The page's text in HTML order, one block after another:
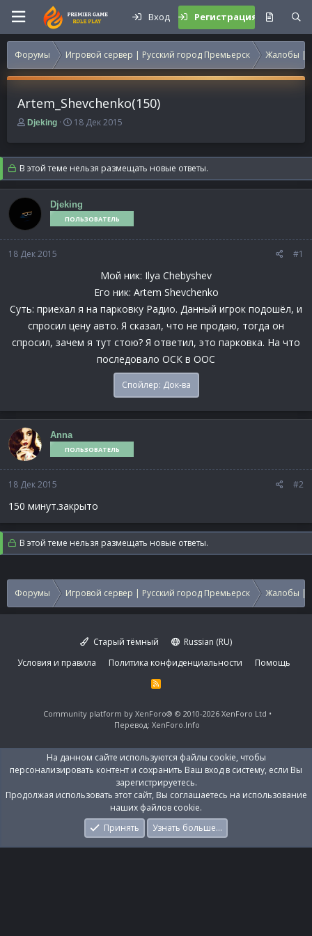
Вход Регистрация
Форумы Игровой сервер | Русский город Премьерск Жалобы |
Artem_Shevchenko(150)
А
т
о
р
т
е
м
Djeking
Д
т
а
н
а
а
л
18 Дек 2015
В этой теме нельзя размещать новые ответы.
Djeking
ПОЛЬЗОВАТЕЛЬ
18 Дек 2015 #1
Мой ник: Ilya Chebyshev
Его ник: Artem Shevchenko
Суть: приехал я на парковку Радио. Данный игрок подошёл, и
спросил цену авто. Я сказал, что не продаю, тогда он
спросил, зачем я тут стою? Я ответил, это парковка. На что
последовало ОСК в ООС
Спойлер: Док-ва
Anna
ПОЛЬЗОВАТЕЛЬ
18 Дек 2015 #2
150 минут.закрыто
В этой теме нельзя размещать новые ответы.
Форумы Игровой сервер | Русский город Премьерск Жалобы |
Старый тёмный
Russian (RU)
Условия и правила
Политика конфиденциальности Помощь
R
S
Community platform by XenForo® © 2010-2026 XenForo Ltd
Перевод: XenForo.Info